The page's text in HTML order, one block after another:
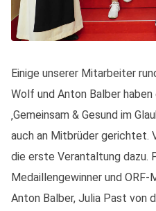
Einige unserer Mitarbeiter
Wolf und Anton Balber
‚Gemeinsam & Gesund im
auch an Mitbrüder gerichtet.
die erste Verantaltung dazu.
Medaillengewinner und ORF-
Anton Balber, Julia Past von